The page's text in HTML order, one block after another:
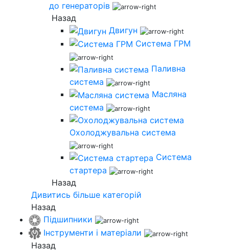
до генераторів
Назад
Двигун
Система ГРМ
Паливна
система
Масляна
система
Охолоджувальна система
Система
стартера
Назад
Дивитись більше категорій
Назад
Підшипники
Інструменти і матеріали
Назад